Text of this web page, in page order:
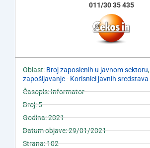
011/30 35 435
Oblast: Broj zaposlenih u javnom sektoru,
zapošljavanje - Korisnici javnih sredstava
Časopis: Informator
Broj: 5
Godina: 2021
Datum objave: 29/01/2021
Strana: 102